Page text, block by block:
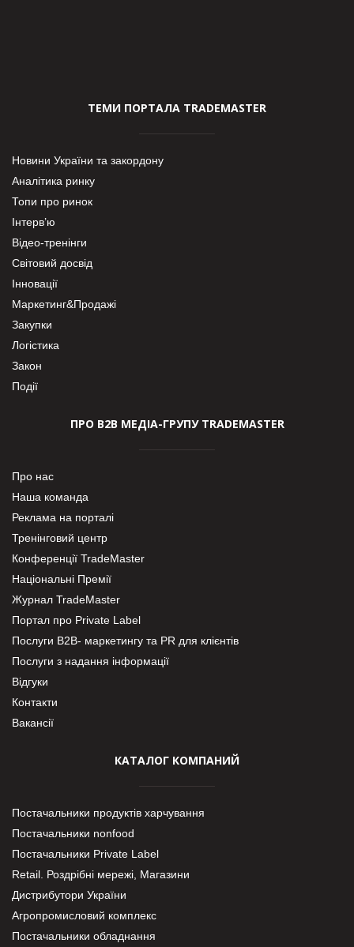
ТЕМИ ПОРТАЛА TRADEMASTER
Новини України та закордону
Аналітика ринку
Топи про ринок
Інтерв’ю
Відео-тренінги
Світовий досвід
Інновації
Маркетинг&Продажі
Закупки
Логістика
Закон
Події
ПРО В2В МЕДІА-ГРУПУ TRADEMASTER
Про нас
Наша команда
Реклама на порталі
Тренінговий центр
Конференції TradeMaster
Національні Премії
Журнал TradeMaster
Портал про Private Label
Послуги В2В- маркетингу та PR для клієнтів
Послуги з надання інформації
Відгуки
Контакти
Вакансії
КАТАЛОГ КОМПАНИЙ
Постачальники продуктів харчування
Постачальники nonfood
Постачальники Private Label
Retail. Роздрібні мережі, Магазини
Дистрибутори України
Агропромисловий комплекс
Постачальники обладнання